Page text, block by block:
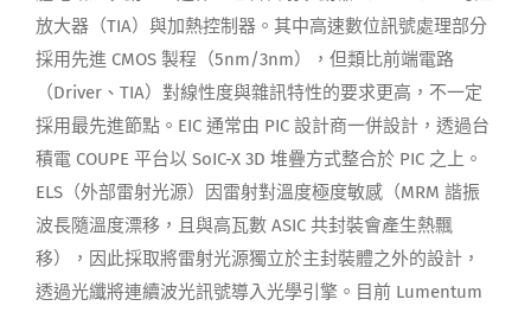
放大器（TIA）與加熱控制器。其中高速數位訊號處理部分
採用先進 CMOS 製程（5nm/3nm），但類比前端電路
（Driver、TIA）對線性度與雜訊特性的要求更高，不一定
採用最先進節點。EIC 通常由 PIC 設計商一併設計，透過台
積電 COUPE 平台以 SoIC-X 3D 堆疊方式整合於 PIC 之上。
ELS（外部雷射光源）因雷射對溫度極度敏感（MRM 諧振
波長隨溫度漂移，且與高瓦數 ASIC 共封裝會產生熱飄
移），因此採取將雷射光源獨立於主封裝體之外的設計，
透過光纖將連續波光訊號導入光學引擎。目前 Lumentum